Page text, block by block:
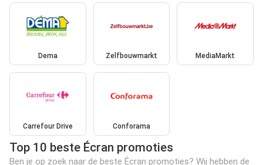
Dema Zelfbouwmarkt MediaMarkt
Carrefour Drive Conforama
Top 10 beste Écran promoties
Ben je op zoek naar de beste Écran promoties? Wij hebben de